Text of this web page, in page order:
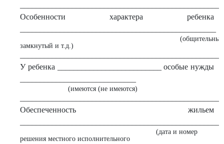
Особенности характера ребенка
замкнутый и т.д.)
У ребенка __________________________ особые нужды
(имеются (не имеются)
Обеспеченность жильем
(дата и номер
решения местного исполнительного